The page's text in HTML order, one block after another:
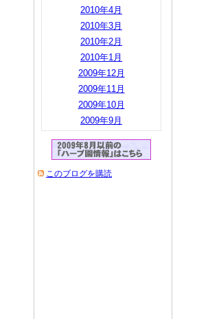
2010年4月
2010年3月
2010年2月
2010年1月
2009年12月
2009年11月
2009年10月
2009年9月
このブログを購読